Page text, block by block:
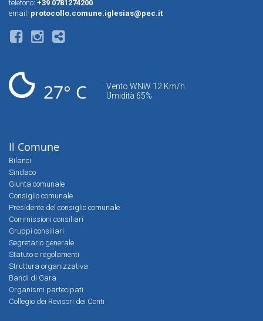
telefono: +39 0781274200
email: protocollo.comune.iglesias@pec.it
27° C
Vento WNW 12 Km/h
Umidità 65%
Il Comune
Bilanci
Sindaco
Giunta comunale
Consiglio comunale
Presidente del consiglio comunale
Commissioni consiliari
Gruppi consiliari
Segretario generale
Statuto e regolamenti
Struttura organizzativa
Bandi di Gara
Organismi partecipati
Collegio dei Revisori dei Conti